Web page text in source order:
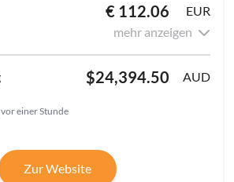
€ 112.06
EUR
mehr anzeigen
$24,394.50 AUD
vor einer Stunde
Zur Website